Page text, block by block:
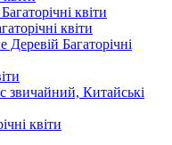
квіти
квіти
Багаторічні
звичайний, Китайські
квіти